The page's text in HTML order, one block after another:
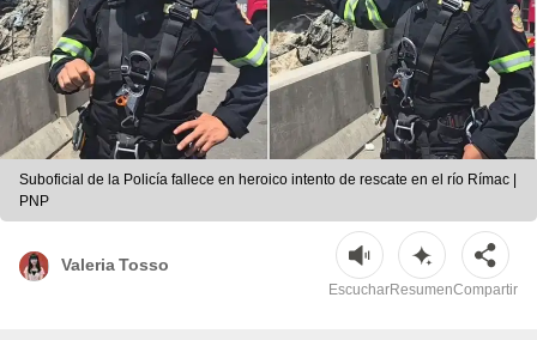
Suboficial de la Policía fallece en heroico intento de rescate en el río Rímac |
PNP
Valeria Tosso
EscucharResumenCompartir